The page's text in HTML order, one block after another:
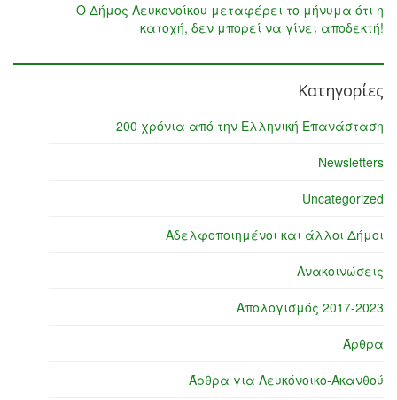
Ο Δήμος Λευκονοίκου μεταφέρει το μήνυμα ότι η
κατοχή, δεν μπορεί να γίνει αποδεκτή!
Κατηγορίες
200 χρόνια από την Ελληνική Επανάσταση
Newsletters
Uncategorized
Αδελφοποιημένοι και άλλοι Δήμοι
Ανακοινώσεις
Απολογισμός 2017-2023
Άρθρα
Άρθρα για Λευκόνοικο-Ακανθού